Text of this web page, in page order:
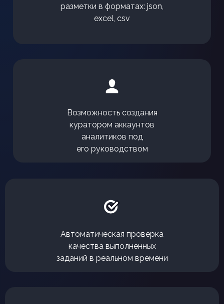
разметки в форматах: json,
excel, csv
Возможность создания
куратором аккаунтов
аналитиков под
его руководством
Автоматическая проверка
качества выполненных
заданий в реальном времени